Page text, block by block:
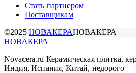
Стать партнером
Поставщикам
©2025 НОВАКЕРАНОВАКЕРА
НОВАКЕРА
Novacera.ru Керамическая плитка,
Индия, Испания, Китай, недорого